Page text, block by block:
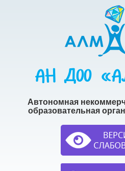
АН ДОО
Автономная
образовательная